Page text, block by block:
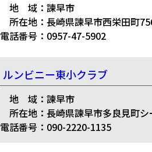
地 域：諫早市
所在地：長崎県諫早市西栄田町
電話番号：0957-47-5902
ルンビニー東小クラブ
地 域：諫早市
所在地：長崎県諫早市多良見町
電話番号：090-2220-1135